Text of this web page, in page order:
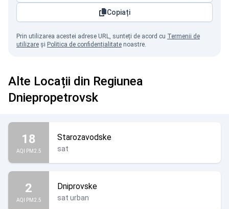
Copiați
Prin utilizarea acestei adrese URL, sunteți de acord cu Termenii de
utilizare și Politica de confidențialitate noastre.
Alte Locații din Regiunea
Dniepropetrovsk
18
AQI PM2.5
Starozavodske
sat
2
AQI PM2.5
Dniprovske
sat urban